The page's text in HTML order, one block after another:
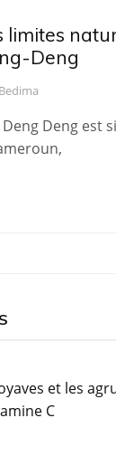
limites
Deng
Deng est
et les
C